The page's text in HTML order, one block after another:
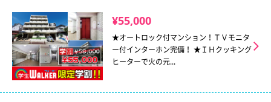
¥55,000
★オートロック付マンション！ＴＶモニタ
ー付インターホン完備！ ★ＩＨクッキング
ヒーターで火の元...